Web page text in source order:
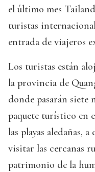
el último mes
turistas
entrada de viajeros
Los turistas están
la provincia de
donde pasarán siete
paquete turístico en
las playas aledañas,
visitar las cercanas
patrimonio de la